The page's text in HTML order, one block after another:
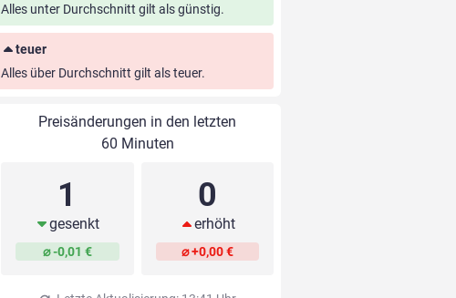
Alles unter Durchschnitt gilt als günstig.
teuer
Alles über Durchschnitt gilt als teuer.
Preisänderungen in den letzten
60 Minuten
1
gesenkt
⌀ -0,01 €
0
erhöht
⌀ +0,00 €